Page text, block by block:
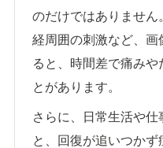
のだけではありません
経周囲の刺激など、画
ると、時間差で痛みや
とがあります。
さらに、日常生活や
と、回復が追いつかず